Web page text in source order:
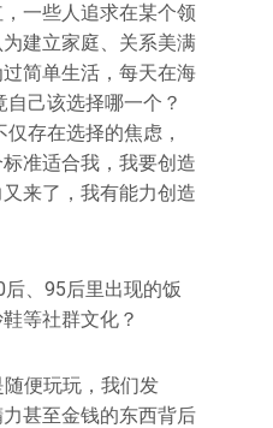
一些人追求在某个领
建立家庭、关系美满
简单生活，每天在海
己该选择哪一个？
存在选择的焦虑，
准适合我，我要创造
来了，我有能力创造
后、95后里出现的饭
等社群文化？
随便玩玩，我们发
甚至金钱的东西背后